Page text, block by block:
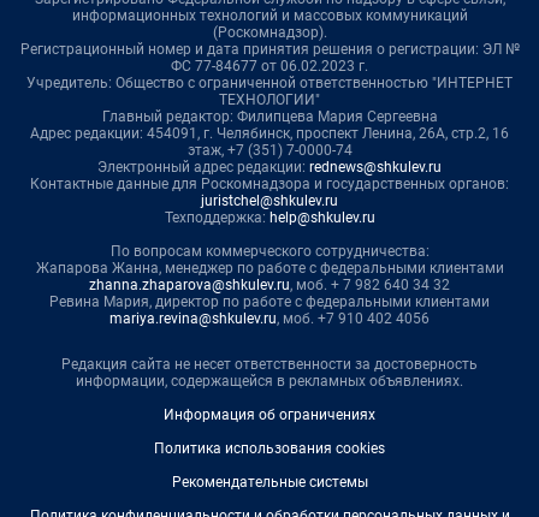
информационных технологий и массовых коммуникаций
(Роскомнадзор).
Регистрационный номер и дата принятия решения о регистрации: ЭЛ №
ФС 77-84677 от 06.02.2023 г.
Учредитель: Общество с ограниченной ответственностью "ИНТЕРНЕТ
ТЕХНОЛОГИИ"
Главный редактор: Филипцева Мария Сергеевна
Адрес редакции: 454091, г. Челябинск, проспект Ленина, 26А, стр.2, 16
этаж, +7 (351) 7-0000-74
Электронный адрес редакции: rednews@shkulev.ru
Контактные данные для Роскомнадзора и государственных органов:
juristchel@shkulev.ru
Техподдержка: help@shkulev.ru
По вопросам коммерческого сотрудничества:
Жапарова Жанна, менеджер по работе с федеральными клиентами
zhanna.zhaparova@shkulev.ru, моб. + 7 982 640 34 32
Ревина Мария, директор по работе с федеральными клиентами
mariya.revina@shkulev.ru, моб. +7 910 402 4056
Редакция сайта не несет ответственности за достоверность
информации, содержащейся в рекламных объявлениях.
Информация об ограничениях
Политика использования cookies
Рекомендательные системы